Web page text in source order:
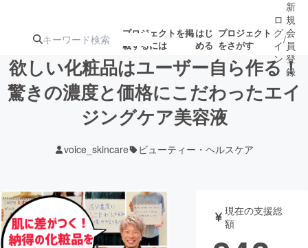
プロジェクトを掲
載するには
はじ
める
プロジェクト
をさがす
注目のリ 注目の新着プロ募集終了が近いプ
テクノロジー・ガジェット
ロ
グ
イ
ン
/
新
規
会
員
登
録
欲しい化粧品はユーザー自ら作る！
驚きの濃度と価格にこだわったエイ
ジングケア美容液
voice_skincare ビューティー・ヘルスケア
現在の支援総
額